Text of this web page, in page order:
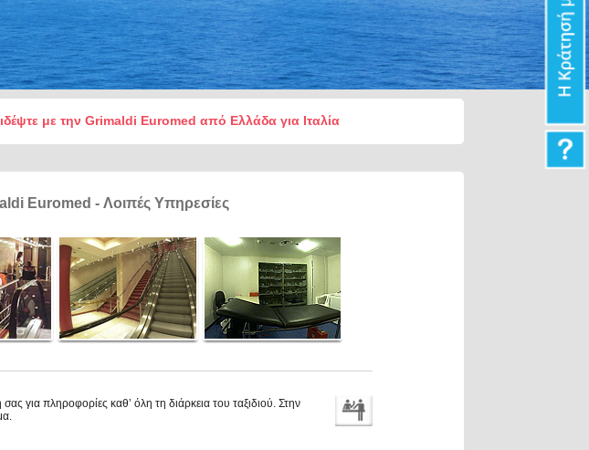
με την Grimaldi Euromed από Ελλάδα για Ιταλία
Euromed - Λοιπές Υπηρεσίες
για πληροφορίες καθ’ όλη τη διάρκεια του ταξιδιού. Στην